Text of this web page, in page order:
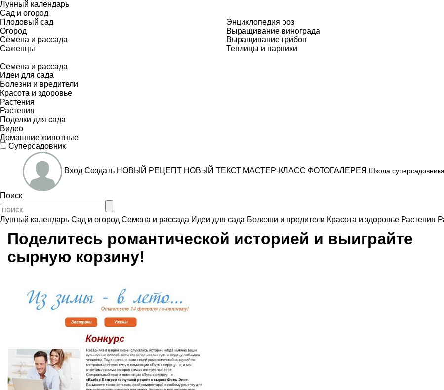
Лунный календарь
Сад и огород
Плодовый сад
Огород
Семена и рассада
Саженцы
Энциклопедия роз
Выращивание винограда
Выращивание грибов
Теплицы и парники
Семена и рассада
Идеи для сада
Болезни и вредители
Красота и здоровье
Растения
Растения
Поделки для сада
Видео
Домашние животные
Суперсадовник
Вход Создать НОВЫЙ РЕЦЕПТ НОВЫЙ ТЕКСТ МАСТЕР-КЛАСС ФОТОГАЛЕРЕЯ Школа суперсадовника
Поиск
Лунный календарь Сад и огород Семена и рассада Идеи для сада Болезни и вредители Красота и здоровье Растения
Поделитесь романтической историей и выиграйте
сырную корзину!